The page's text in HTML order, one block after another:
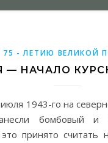
75 - ЛЕТИЮ ВЕЛИКОЙ
— НАЧАЛО
1943-го на
бомбовый и
принято считать